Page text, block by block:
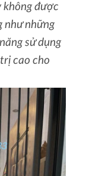
không được
như những
sử dụng
cao cho